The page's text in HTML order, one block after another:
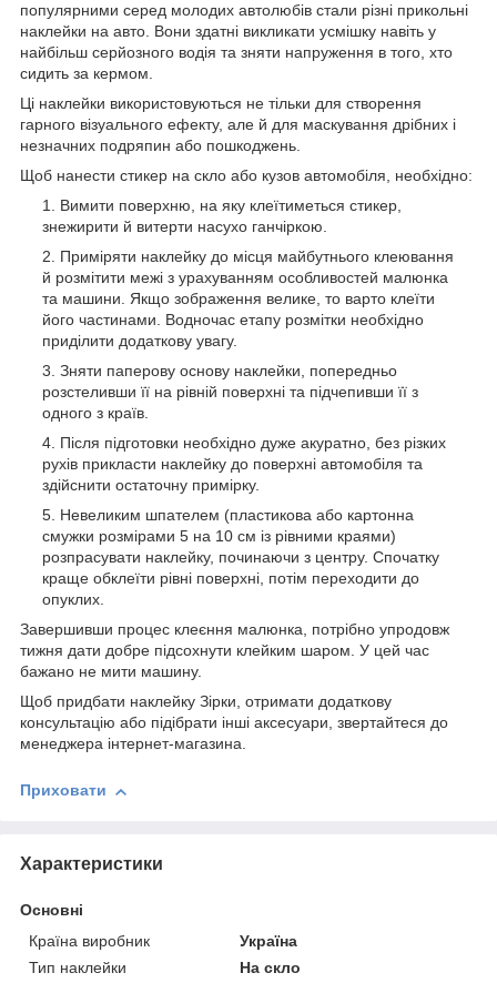
популярними серед молодих автолюбів стали різні прикольні
наклейки на авто. Вони здатні викликати усмішку навіть у
найбільш серйозного водія та зняти напруження в того, хто
сидить за кермом.
Ці наклейки використовуються не тільки для створення
гарного візуального ефекту, але й для маскування дрібних і
незначних подряпин або пошкоджень.
Щоб нанести стикер на скло або кузов автомобіля, необхідно:
Вимити поверхню, на яку клеїтиметься стикер,
знежирити й витерти насухо ганчіркою.
Приміряти наклейку до місця майбутнього клеювання
й розмітити межі з урахуванням особливостей малюнка
та машини. Якщо зображення велике, то варто клеїти
його частинами. Водночас етапу розмітки необхідно
приділити додаткову увагу.
Зняти паперову основу наклейки, попередньо
розстеливши її на рівній поверхні та підчепивши її з
одного з країв.
Після підготовки необхідно дуже акуратно, без різких
рухів прикласти наклейку до поверхні автомобіля та
здійснити остаточну примірку.
Невеликим шпателем (пластикова або картонна
смужки розмірами 5 на 10 см із рівними краями)
розпрасувати наклейку, починаючи з центру. Спочатку
краще обклеїти рівні поверхні, потім переходити до
опуклих.
Завершивши процес клеєння малюнка, потрібно упродовж
тижня дати добре підсохнути клейким шаром. У цей час
бажано не мити машину.
Щоб придбати наклейку Зірки, отримати додаткову
консультацію або підібрати інші аксесуари, звертайтеся до
менеджера інтернет-магазина.
Приховати
Характеристики
Основні
Країна виробник
Україна
Тип наклейки
На скло